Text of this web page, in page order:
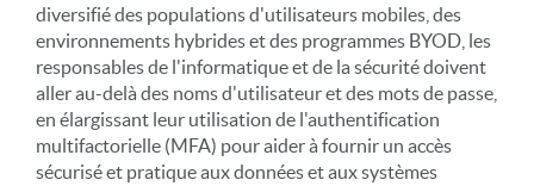
diversifié des populations d'utilisateurs mobiles, des
environnements hybrides et des programmes BYOD, les
responsables de l'informatique et de la sécurité doivent
aller au-delà des noms d'utilisateur et des mots de passe,
en élargissant leur utilisation de l'authentification
multifactorielle (MFA) pour aider à fournir un accès
sécurisé et pratique aux données et aux systèmes